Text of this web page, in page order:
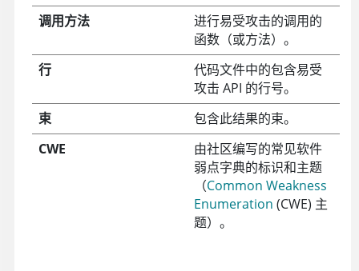
调用方法
进行易受攻击的调用的
函数（或方法）。
行
代码文件中的包含易受
攻击 API 的行号。
束
包含此结果的束。
CWE
由社区编写的常见软件
弱点字典的标识和主题
（Common Weakness
Enumeration (CWE) 主
题）。